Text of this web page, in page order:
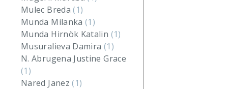
Mulec Breda(1)
Munda Milanka(1)
Munda Hirnök Katalin (1)
Musuralieva Damira (1)
N. Abrugena Justine Grace
(1)
Nared Janez(1)